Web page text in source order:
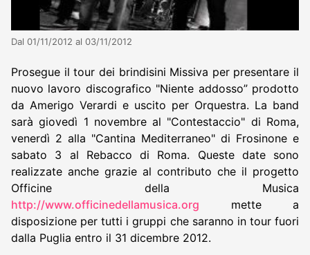
Dal 01/11/2012 al 03/11/2012
Prosegue il tour dei brindisini Missiva per presentare il
nuovo lavoro discografico "Niente addosso” prodotto
da Amerigo Verardi e uscito per Orquestra. La band
sarà giovedì 1 novembre al "Contestaccio" di Roma,
venerdì 2 alla "Cantina Mediterraneo" di Frosinone e
sabato 3 al Rebacco di Roma. Queste date sono
realizzate anche grazie al contributo che il progetto
Officine della Musica
http://www.officinedellamusica.org mette a
disposizione per tutti i gruppi che saranno in tour fuori
dalla Puglia entro il 31 dicembre 2012.